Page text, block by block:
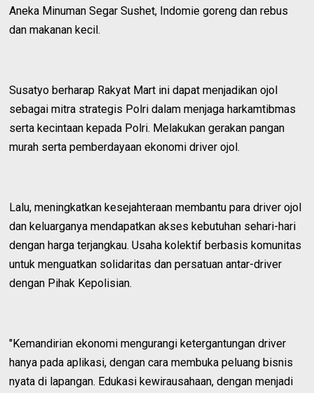
Aneka Minuman Segar Sushet, Indomie goreng dan rebus
dan makanan kecil.
Susatyo berharap Rakyat Mart ini dapat menjadikan ojol
sebagai mitra strategis Polri dalam menjaga harkamtibmas
serta kecintaan kepada Polri. Melakukan gerakan pangan
murah serta pemberdayaan ekonomi driver ojol.
Lalu, meningkatkan kesejahteraan membantu para driver ojol
dan keluarganya mendapatkan akses kebutuhan sehari-hari
dengan harga terjangkau. Usaha kolektif berbasis komunitas
untuk menguatkan solidaritas dan persatuan antar-driver
dengan Pihak Kepolisian.
"Kemandirian ekonomi mengurangi ketergantungan driver
hanya pada aplikasi, dengan cara membuka peluang bisnis
nyata di lapangan. Edukasi kewirausahaan, dengan menjadi